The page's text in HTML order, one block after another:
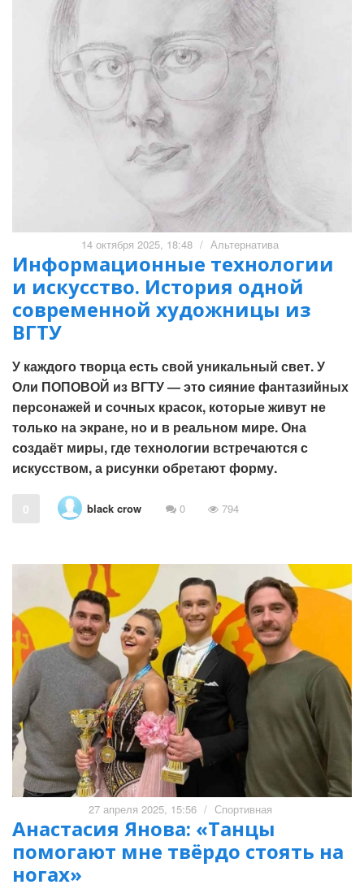
14 октября 2025, 18:48 / Альтернатива
Информационные технологии
и искусство. История одной
современной художницы из
ВГТУ
У каждого творца есть свой уникальный свет. У
Оли ПОПОВОЙ из ВГТУ — это сияние фантазийных
персонажей и сочных красок, которые живут не
только на экране, но и в реальном мире. Она
создаёт миры, где технологии встречаются с
искусством, а рисунки обретают форму.
0 black crow 0 794
27 апреля 2025, 15:56 / Спортивная
Анастасия Янова: «Танцы
помогают мне твёрдо стоять на
ногах»